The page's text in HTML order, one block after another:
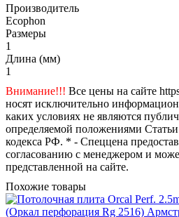
Производитель
Ecophon
Размеры
1
Длина (мм)
1
Внимание!!! Все цены на сайте
носят исключительно
каких условиях не являются
определяемой положениями
кодекса РФ. * - Спеццена
согласованию с менеджером и
представленной на сайте.
Похожие товары